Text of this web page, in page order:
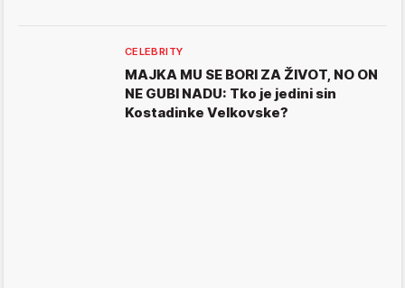
CELEBRITY
MAJKA MU SE BORI ZA ŽIVOT, NO ON
NE GUBI NADU: Tko je jedini sin
Kostadinke Velkovske?